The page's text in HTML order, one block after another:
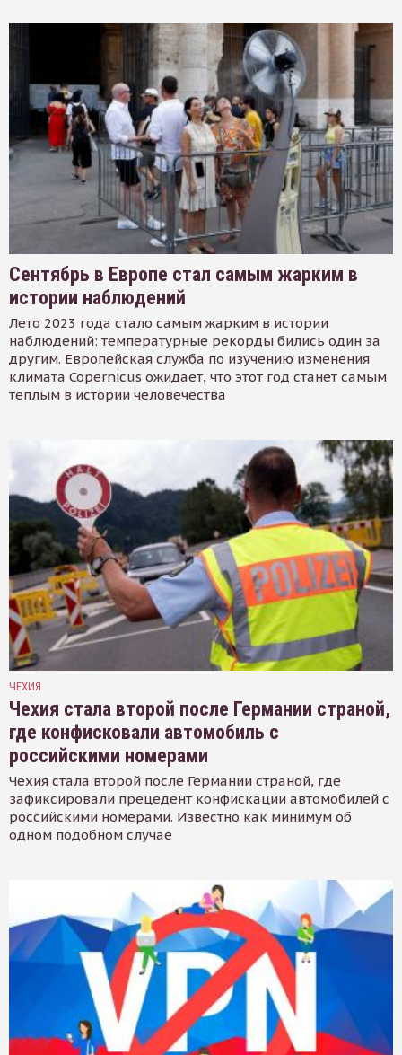
Сентябрь в Европе стал самым жарким в
истории наблюдений
Лето 2023 года стало самым жарким в истории
наблюдений: температурные рекорды бились один за
другим. Европейская служба по изучению изменения
климата Copernicus ожидает, что этот год станет самым
тёплым в истории человечества
ЧЕХИЯ
Чехия стала второй после Германии страной,
где конфисковали автомобиль с
российскими номерами
Чехия стала второй после Германии страной, где
зафиксировали прецедент конфискации автомобилей с
российскими номерами. Известно как минимум об
одном подобном случае